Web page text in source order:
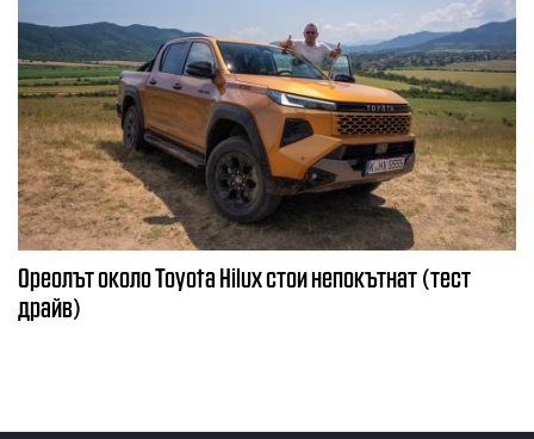
Ореолът около Toyota Hilux стои непокътнат (тест
драйв)